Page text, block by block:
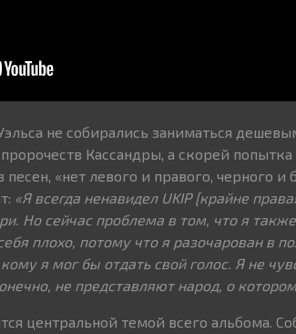
не собирались заниматься
Кассандры, а скорей
«нет левого и правого, черного
«Я всегда ненавидел UKIP[крайне
Но сейчас проблема в том, что я
плохо, потому что я разочарован в
я мог бы отдать свой голос. Я не
не представляют народ, о
центральной темой всего альбома.